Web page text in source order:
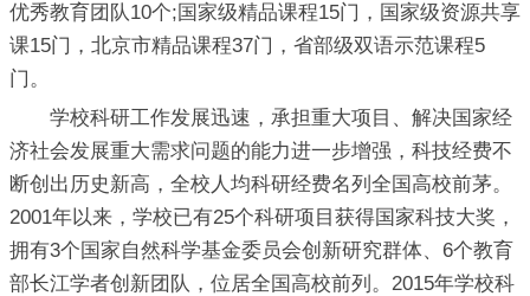
优秀教育团队10个;国家级精品课程15门，国家级资源共享
课15门，北京市精品课程37门，省部级双语示范课程5
门。
学校科研工作发展迅速，承担重大项目、解决国家经
济社会发展重大需求问题的能力进一步增强，科技经费不
断创出历史新高，全校人均科研经费名列全国高校前茅。
2001年以来，学校已有25个科研项目获得国家科技大奖，
拥有3个国家自然科学基金委员会创新研究群体、6个教育
部长江学者创新团队，位居全国高校前列。2015年学校科